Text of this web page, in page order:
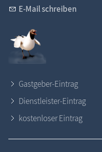
E-Mail schreiben
Gastgeber-Eintrag
Dienstleister-Eintrag
kostenloser Eintrag